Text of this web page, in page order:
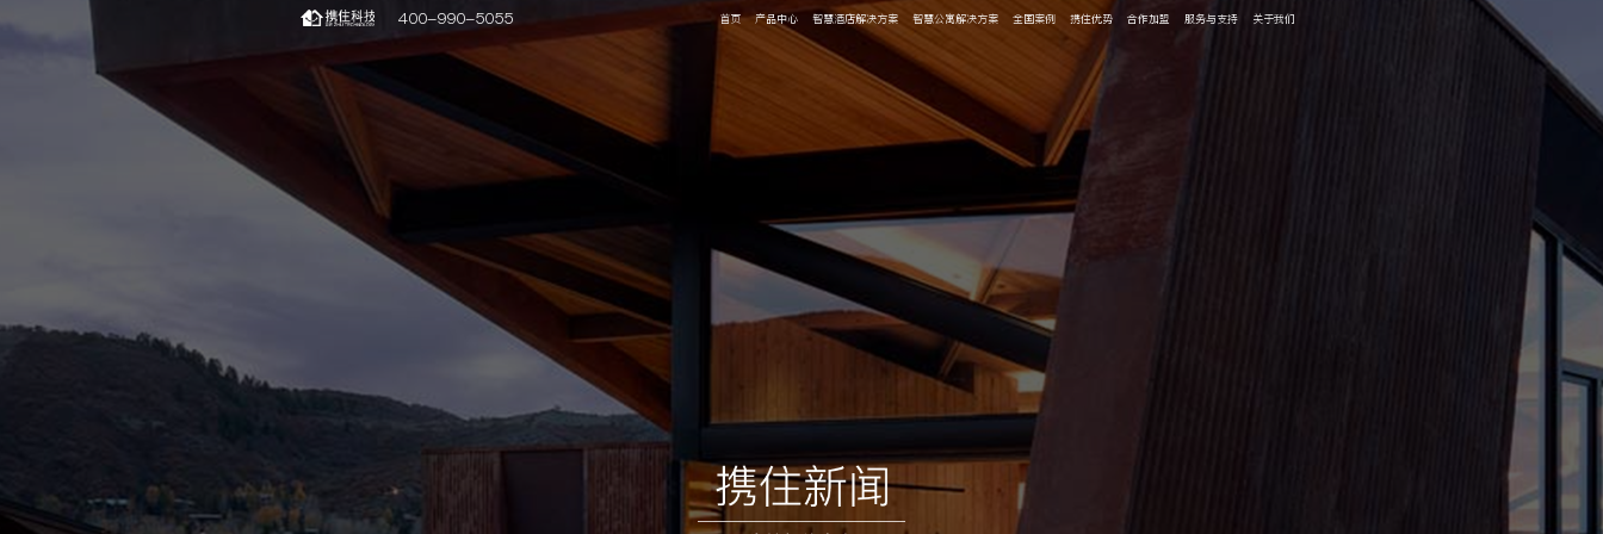
400-990-5055 首页 产品中心 智慧酒店解决方案 智慧公寓解决方案 全国案例 携住优势 合作加盟 服务与支持 关于我们